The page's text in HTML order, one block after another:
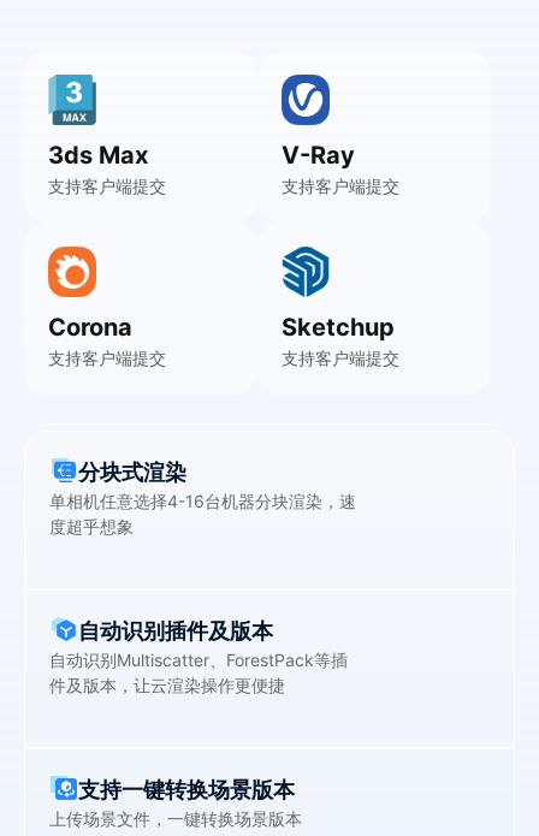
3ds Max
支持客户端提交
V-Ray
支持客户端提交
Corona
支持客户端提交
Sketchup
支持客户端提交
分块式渲染
单相机任意选择4-16台机器分块渲染，速
度超乎想象
自动识别插件及版本
自动识别Multiscatter、ForestPack等插
件及版本，让云渲染操作更便捷
支持一键转换场景版本
上传场景文件，一键转换场景版本